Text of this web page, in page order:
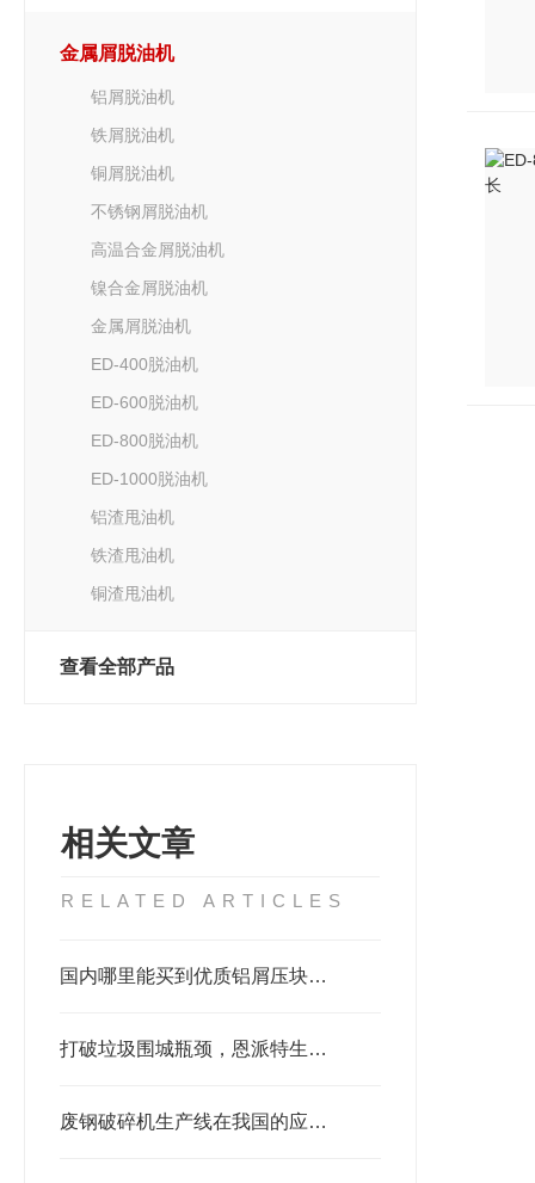
金属屑脱油机
铝屑脱油机
铁屑脱油机
铜屑脱油机
不锈钢屑脱油机
高温合金屑脱油机
镍合金屑脱油机
金属屑脱油机
ED-400脱油机
ED-600脱油机
ED-800脱油机
ED-1000脱油机
铝渣甩油机
铁渣甩油机
铜渣甩油机
查看全部产品
相关文章
RELATED ARTICLES
国内哪里能买到优质铝屑压块机？推荐恩派特品牌
打破垃圾围城瓶颈，恩派特生活垃圾破碎机添助力
废钢破碎机生产线在我国的应用现状是什么样的